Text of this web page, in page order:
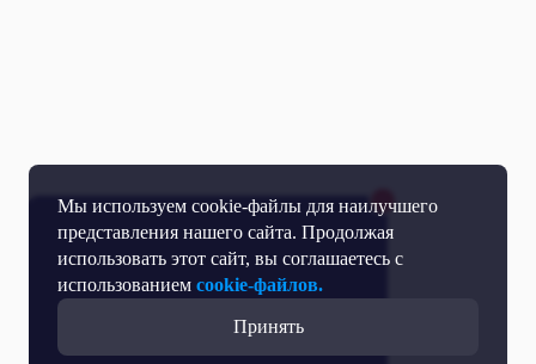
Мы используем cookie-файлы для наилучшего
представления нашего сайта. Продолжая
использовать этот сайт, вы соглашаетесь с
использованием cookie-файлов.
Принять